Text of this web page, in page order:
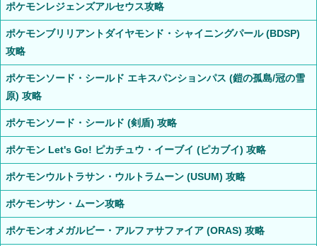
ポケモンレジェンズアルセウス攻略
ポケモンブリリアントダイヤモンド・シャイニングパール (BDSP)
攻略
ポケモンソード・シールド エキスパンションパス (鎧の孤島/冠の雪
原) 攻略
ポケモンソード・シールド (剣盾) 攻略
ポケモン Let's Go! ピカチュウ・イーブイ (ピカブイ) 攻略
ポケモンウルトラサン・ウルトラムーン (USUM) 攻略
ポケモンサン・ムーン攻略
ポケモンオメガルビー・アルファサファイア (ORAS) 攻略